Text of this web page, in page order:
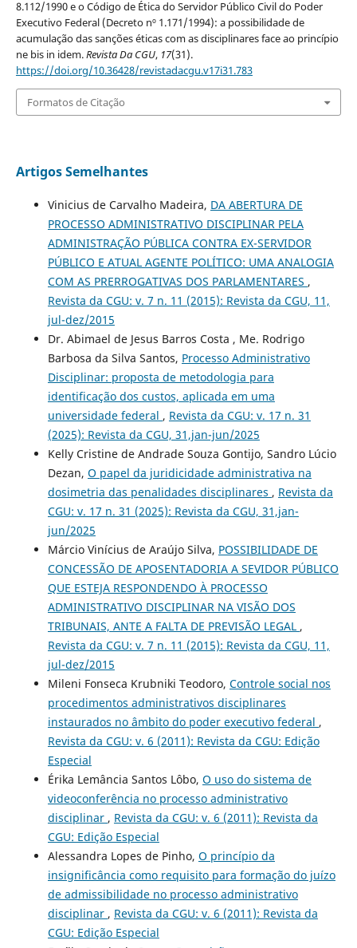
8.112/1990 e o Código de Ética do Servidor Público Civil do Poder
Executivo Federal (Decreto nº 1.171/1994): a possibilidade de
acumulação das sanções éticas com as disciplinares face ao princípio
ne bis in idem.Revista Da CGU, 17(31).
https://doi.org/10.36428/revistadacgu.v17i31.783
Formatos de Citação
Artigos Semelhantes
Vinicius de Carvalho Madeira, DA ABERTURA DE
PROCESSO ADMINISTRATIVO DISCIPLINAR PELA
ADMINISTRAÇÃO PÚBLICA CONTRA EX-SERVIDOR
PÚBLICO E ATUAL AGENTE POLÍTICO: UMA ANALOGIA
COM AS PRERROGATIVAS DOS PARLAMENTARES ,
Revista da CGU: v. 7 n. 11 (2015): Revista da CGU, 11,
jul-dez/2015
Dr. Abimael de Jesus Barros Costa , Me. Rodrigo
Barbosa da Silva Santos, Processo Administrativo
Disciplinar: proposta de metodologia para
identificação dos custos, aplicada em uma
universidade federal , Revista da CGU: v. 17 n. 31
(2025): Revista da CGU, 31,jan-jun/2025
Kelly Cristine de Andrade Souza Gontijo, Sandro Lúcio
Dezan, O papel da juridicidade administrativa na
dosimetria das penalidades disciplinares , Revista da
CGU: v. 17 n. 31 (2025): Revista da CGU, 31,jan-
jun/2025
Márcio Vinícius de Araújo Silva, POSSIBILIDADE DE
CONCESSÃO DE APOSENTADORIA A SEVIDOR PÚBLICO
QUE ESTEJA RESPONDENDO À PROCESSO
ADMINISTRATIVO DISCIPLINAR NA VISÃO DOS
TRIBUNAIS, ANTE A FALTA DE PREVISÃO LEGAL ,
Revista da CGU: v. 7 n. 11 (2015): Revista da CGU, 11,
jul-dez/2015
Mileni Fonseca Krubniki Teodoro, Controle social nos
procedimentos administrativos disciplinares
instaurados no âmbito do poder executivo federal ,
Revista da CGU: v. 6 (2011): Revista da CGU: Edição
Especial
Érika Lemância Santos Lôbo, O uso do sistema de
videoconferência no processo administrativo
disciplinar , Revista da CGU: v. 6 (2011): Revista da
CGU: Edição Especial
Alessandra Lopes de Pinho, O princípio da
insignificância como requisito para formação do juízo
de admissibilidade no processo administrativo
disciplinar , Revista da CGU: v. 6 (2011): Revista da
CGU: Edição Especial